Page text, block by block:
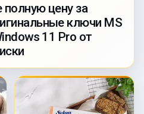
цену за
ключи MS
11 Pro от